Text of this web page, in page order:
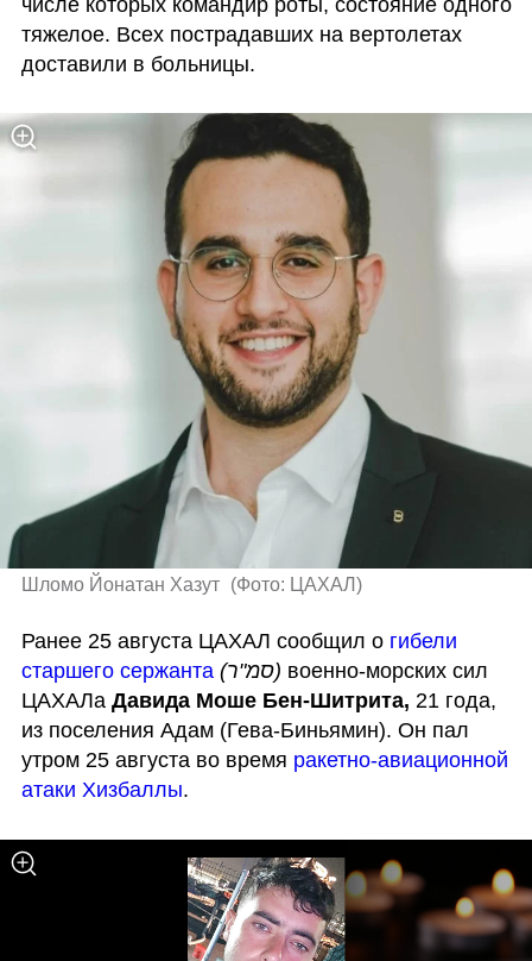
тяжелое. Всех пострадавших на вертолетах
доставили в больницы.
Шломо Йонатан Хазут (Фото: ЦАХАЛ)
Ранее 25 августа ЦАХАЛ сообщил о гибели
старшего сержанта
(סמ"ר) военно-морских сил
ЦАХАЛа Давида Моше Бен-Шитрита, 21 года,
из поселения Адам (Гева-Биньямин). Он пал
утром 25 августа во время ракетно-авиационной
атаки Хизбаллы.